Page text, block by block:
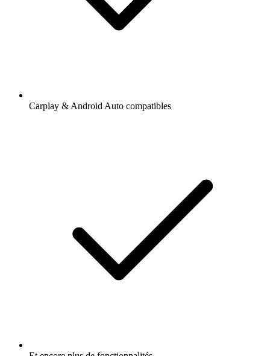
Carplay & Android Auto compatibles